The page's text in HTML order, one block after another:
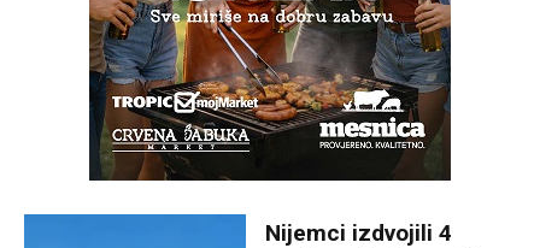
Nijemci izdvojili 4